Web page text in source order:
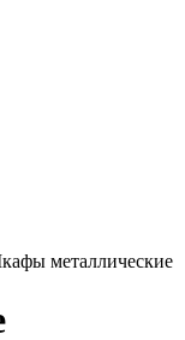
металлические